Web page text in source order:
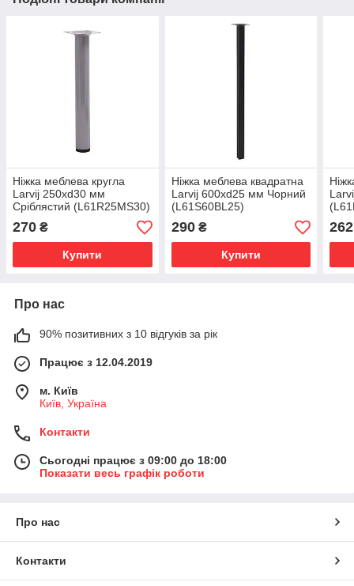
Ніжка меблева кругла
Larvij 250xd30 мм
Сріблястий (L61R25MS30)
270 ₴
Купити
Ніжка меблева квадратна
Larvij 600xd25 мм Чорний
(L61S60BL25)
290₴
Купити
262
Про нас
90% позитивних з 10 відгуків за рік
Працює з 12.04.2019
м. Київ
Київ, Україна
Контакти
Сьогодні працює з 09:00 до 18:00
Показати весь графік роботи
Про нас
Контакти